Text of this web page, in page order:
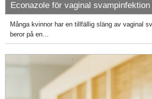
Econazole för vaginal svampinfektion
Många kvinnor har en tillfällig släng av vaginal
beror på en…